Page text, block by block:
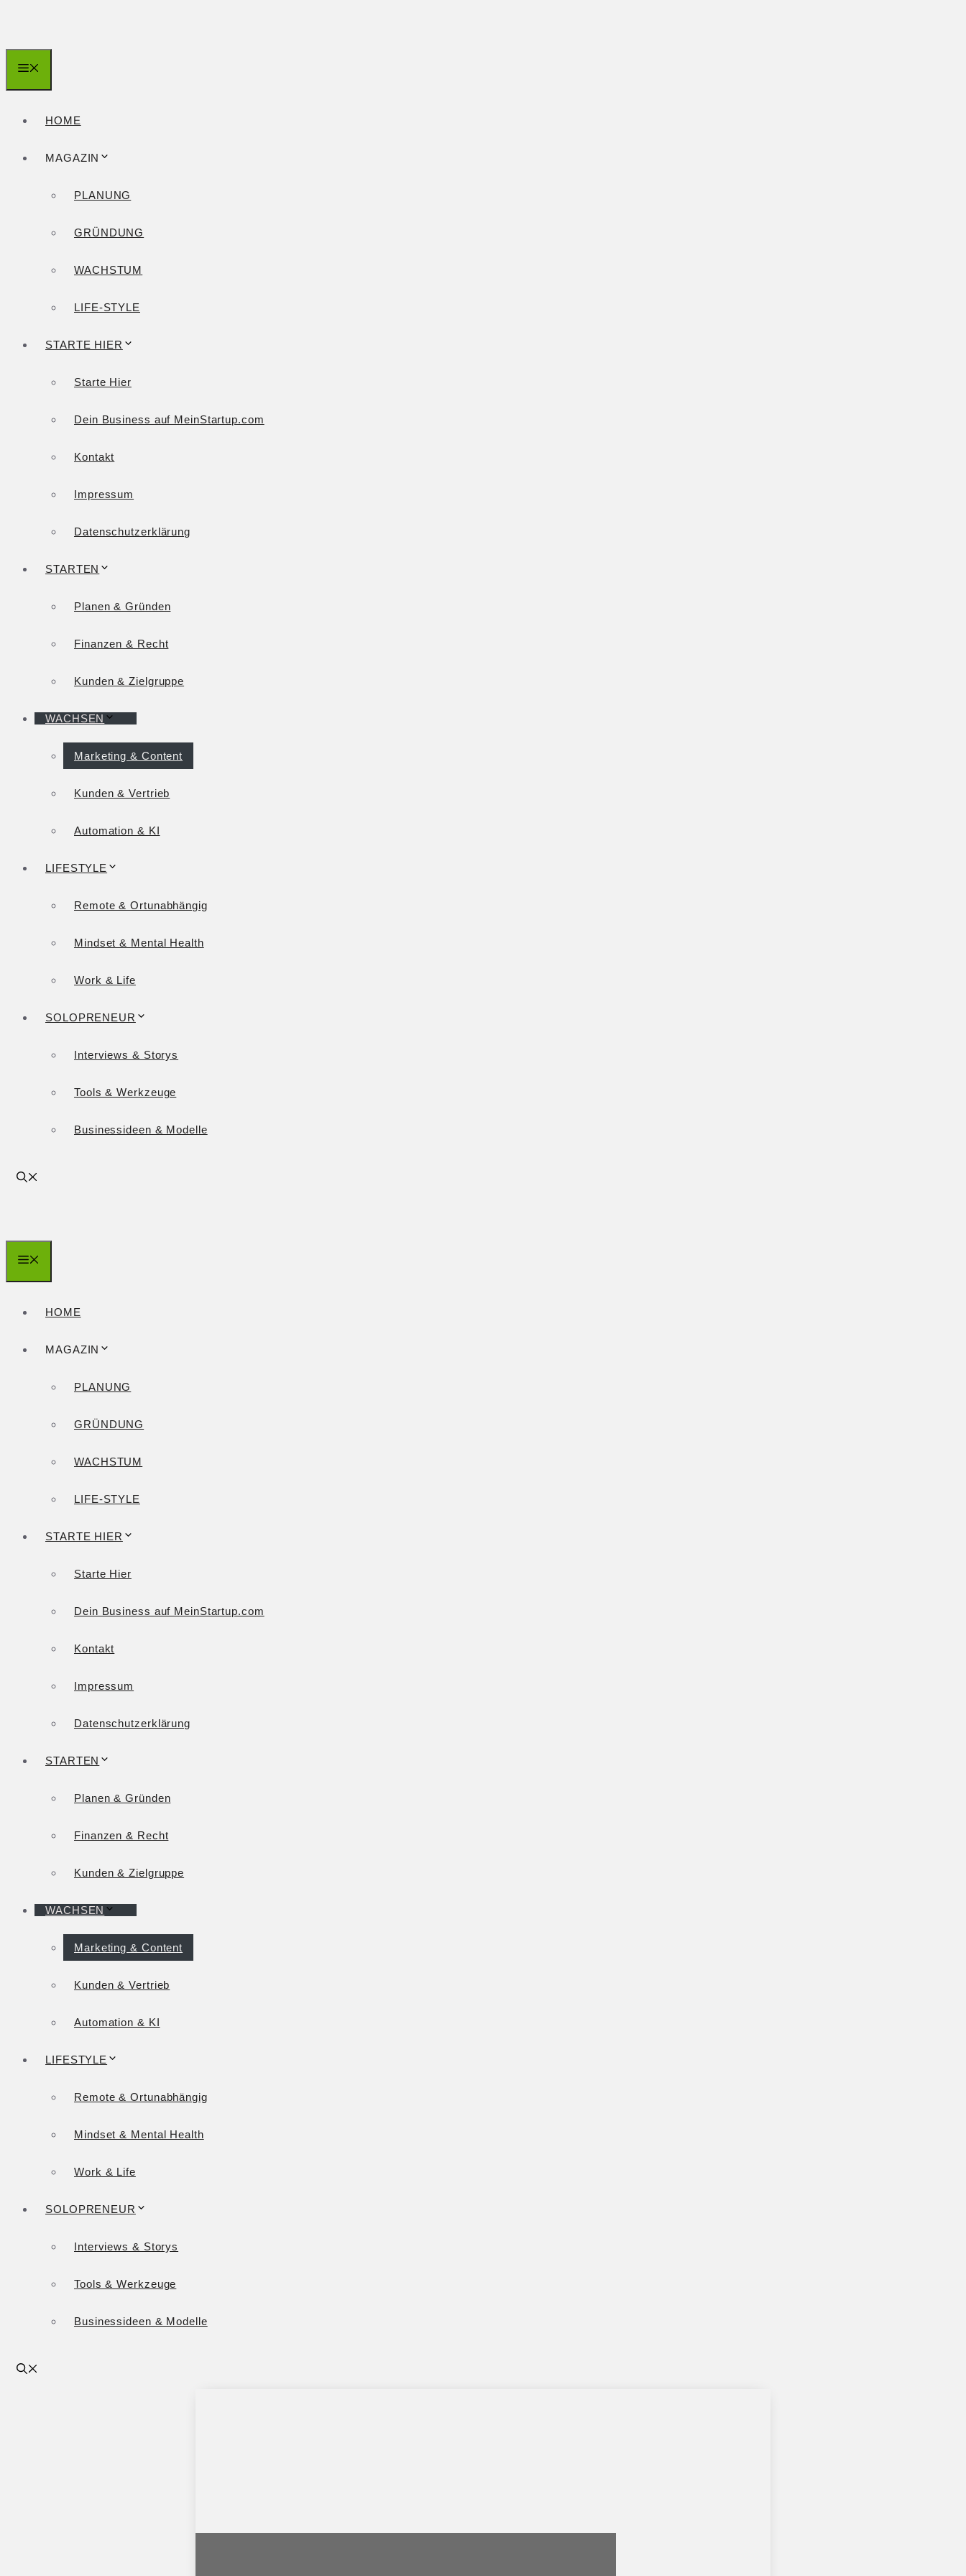
springen
HOME
MAGAZIN
PLANUNG
GRÜNDUNG
WACHSTUM
LIFE-STYLE
STARTE HIER
Starte Hier
Dein Business auf MeinStartup.com
Kontakt
Impressum
Datenschutzerklärung
STARTEN
Planen & Gründen
Finanzen & Recht
Kunden & Zielgruppe
WACHSEN
Marketing & Content
Kunden & Vertrieb
Automation & KI
LIFESTYLE
Remote & Ortunabhängig
Mindset & Mental Health
Work & Life
SOLOPRENEUR
Interviews & Storys
Tools & Werkzeuge
Businessideen & Modelle
HOME
MAGAZIN
PLANUNG
GRÜNDUNG
WACHSTUM
LIFE-STYLE
STARTE HIER
Starte Hier
Dein Business auf MeinStartup.com
Kontakt
Impressum
Datenschutzerklärung
STARTEN
Planen & Gründen
Finanzen & Recht
Kunden & Zielgruppe
WACHSEN
Marketing & Content
Kunden & Vertrieb
Automation & KI
LIFESTYLE
Remote & Ortunabhängig
Mindset & Mental Health
Work & Life
SOLOPRENEUR
Interviews & Storys
Tools & Werkzeuge
Businessideen & Modelle